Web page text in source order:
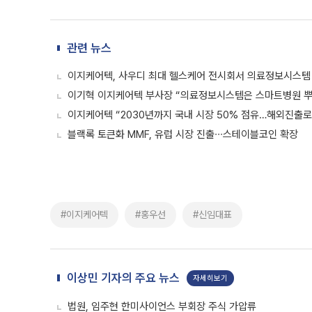
관련 뉴스
이지케어텍, 사우디 최대 헬스케어 전시회서 의료정보시스템
이기혁 이지케어텍 부사장 “의료정보시스템은 스마트병원
이지케어텍 “2030년까지 국내 시장 50% 점유…해외진출
블랙록 토큰화 MMF, 유럽 시장 진출∙∙∙스테이블코인 확장
#이지케어텍 #홍우선 #신임대표
이상민 기자의 주요 뉴스 자세히보기
법원, 임주현 한미사이언스 부회장 주식 가압류